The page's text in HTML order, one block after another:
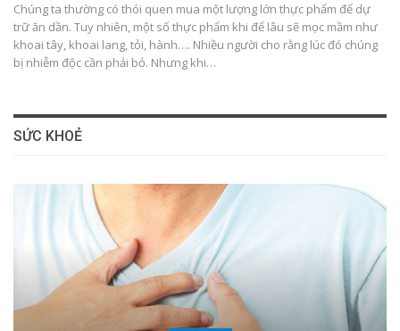
Chúng ta thường có thói quen mua một lượng lớn thực phẩm để dự
trữ ăn dần. Tuy nhiên, một số thực phẩm khi để lâu sẽ mọc mầm như
khoai tây, khoai lang, tỏi, hành…. Nhiều người cho rằng lúc đó chúng
bị nhiễm độc cần phải bỏ. Nhưng khi…
SỨC KHOẺ